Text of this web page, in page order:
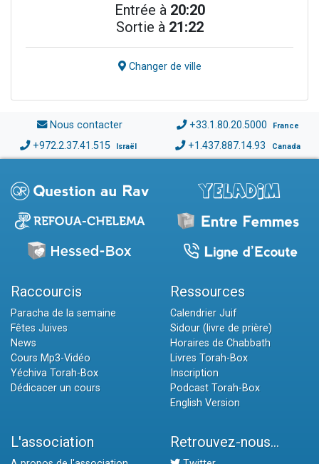
Entrée à 20:20
Sortie à 21:22
Changer de ville
Nous contacter +33.1.80.20.5000 France
+972.2.37.41.515 Israël +1.437.887.14.93 Canada
Raccourcis
Paracha de la semaine
Fêtes Juives
News
Cours Mp3-Vidéo
Yéchiva Torah-Box
Dédicacer un cours
Ressources
Calendrier Juif
Sidour (livre de prière)
Horaires de Chabbath
Livres Torah-Box
Inscription
Podcast Torah-Box
English Version
L'association Retrouvez-nous...